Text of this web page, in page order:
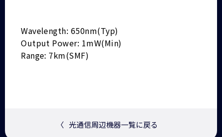
Wavelength: 650nm(Typ)
Output Power: 1mW(Min)
Range: 7km(SMF)
〈 光通信周辺機器一覧に戻る